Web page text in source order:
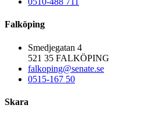
Falköping
Smedjegatan 4
521 35 FALKÖPING
falkoping@senate.se
0515-167 50
Skara